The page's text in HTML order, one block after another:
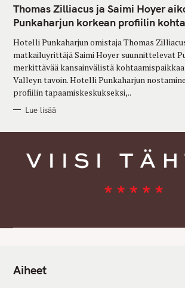
T
E
G
O
I
E
S
Thomas Zilliacus ja Saimi Hoyer
Punkaharjun korkean profiilin
Hotelli Punkaharjun omistaja Thomas
matkailuyrittäjä Saimi Hoyer suunnittelevat
merkittävää kansainvälistä kohtaamispaikkaa
Valleyn tavoin. Hotelli Punkaharjun
profiilin tapaamiskeskukseksi,..
Lue lisää
Aiheet